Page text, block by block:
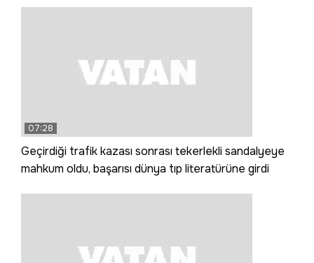
07:28
Geçirdiği trafik kazası sonrası tekerlekli sandalyeye
mahkum oldu, başarısı dünya tıp literatürüne girdi